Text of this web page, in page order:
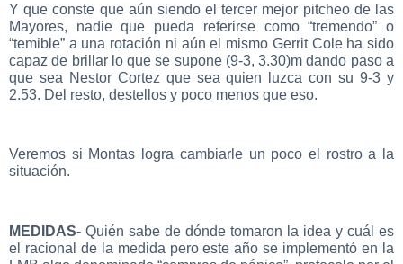
Y que conste que aún siendo el tercer mejor pitcheo de las
Mayores, nadie que pueda referirse como “tremendo” o
“temible” a una rotación ni aún el mismo Gerrit Cole ha sido
capaz de brillar lo que se supone (9-3, 3.30)m dando paso a
que sea Nestor Cortez que sea quien luzca con su 9-3 y
2.53. Del resto, destellos y poco menos que eso.
Veremos si Montas logra cambiarle un poco el rostro a la
situación.
MEDIDAS- Quién sabe de dónde tomaron la idea y cuál es
el racional de la medida pero este año se implementó en la